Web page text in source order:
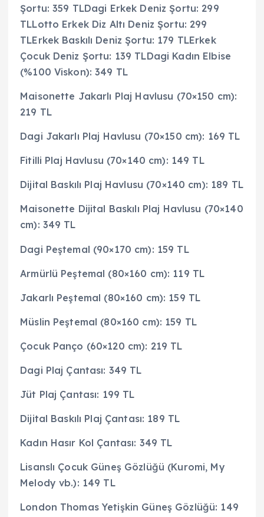
Şortu: 359 TLDagi Erkek Deniz Şortu: 299
TLLotto Erkek Diz Altı Deniz Şortu: 299
TLErkek Baskılı Deniz Şortu: 179 TLErkek
Çocuk Deniz Şortu: 139 TLDagi Kadın Elbise
(%100 Viskon): 349 TL
Maisonette Jakarlı Plaj Havlusu (70×150 cm):
219 TL
Dagi Jakarlı Plaj Havlusu (70×150 cm): 169 TL
Fitilli Plaj Havlusu (70×140 cm): 149 TL
Dijital Baskılı Plaj Havlusu (70×140 cm): 189 TL
Maisonette Dijital Baskılı Plaj Havlusu (70×140
cm): 349 TL
Dagi Peştemal (90×170 cm): 159 TL
Armürlü Peştemal (80×160 cm): 119 TL
Jakarlı Peştemal (80×160 cm): 159 TL
Müslin Peştemal (80×160 cm): 159 TL
Çocuk Panço (60×120 cm): 219 TL
Dagi Plaj Çantası: 349 TL
Jüt Plaj Çantası: 199 TL
Dijital Baskılı Plaj Çantası: 189 TL
Kadın Hasır Kol Çantası: 349 TL
Lisanslı Çocuk Güneş Gözlüğü (Kuromi, My
Melody vb.): 149 TL
London Thomas Yetişkin Güneş Gözlüğü: 149